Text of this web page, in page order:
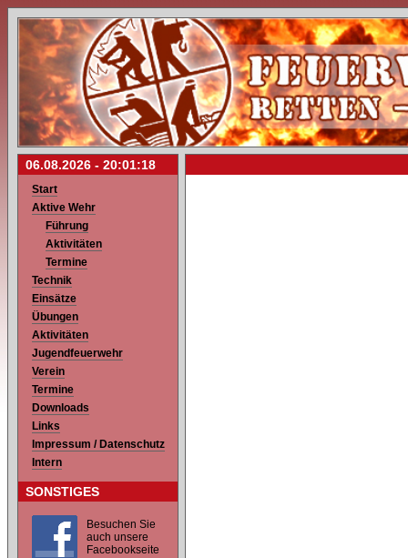
06.08.2026 - 20:01:18
Start
Aktive Wehr
Führung
Aktivitäten
Termine
Technik
Einsätze
Übungen
Aktivitäten
Jugendfeuerwehr
Verein
Termine
Downloads
Links
Impressum / Datenschutz
Intern
SONSTIGES
Besuchen Sie
auch unsere
Facebookseite